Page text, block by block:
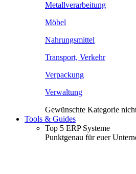
Metallverarbeitung
Möbel
Nahrungsmittel
Transport, Verkehr
Verpackung
Verwaltung
Gewünschte Kategorie
Tools & Guides
Top 5 ERP Systeme
Punktgenau für euer